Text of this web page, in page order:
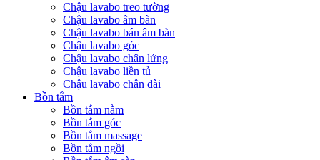
Chậu lavabo treo tường
Chậu lavabo âm bàn
Chậu lavabo bán âm bàn
Chậu lavabo góc
Chậu lavabo chân lửng
Chậu lavabo liền tủ
Chậu lavabo chân dài
Bồn tắm
Bồn tắm nằm
Bồn tắm góc
Bồn tắm massage
Bồn tắm ngồi